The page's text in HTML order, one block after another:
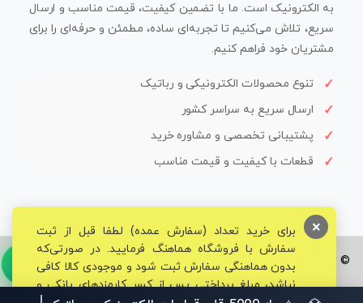
به الکترونیک است. ما با تضمین کیفیت، قیمت مناسب و ارسال
سریع، تلاش می‌کنیم تا تجربه‌ای ساده، مطمئن و حرفه‌ای را برای
مشتریان خود فراهم کنیم.
تنوع محصولات الکترونیکی و رباتیک
ارسال سریع به سراسر کشور
پشتیبانی تخصصی و مشاوره خرید
قطعات با کیفیت و قیمت مناسب
© تمامی حقوق برای فروشگاه تخصصی قم الکترونیک محفوظ می‌باشد.
برای خرید تعداد (سفارش عمده) لطفا قبل از ثبت
سفارش با فروشگاه هماهنگ فرمایید. در صورتی‌که
بدون هماهنگی سفارش ثبت شود و موجودی کالا کافی
نباشد، مبلغ پرداختی پس از کسر کارمزدهای بانکی و
×